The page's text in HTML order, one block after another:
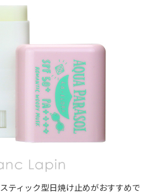
ティック型日焼け止めがおすすめで